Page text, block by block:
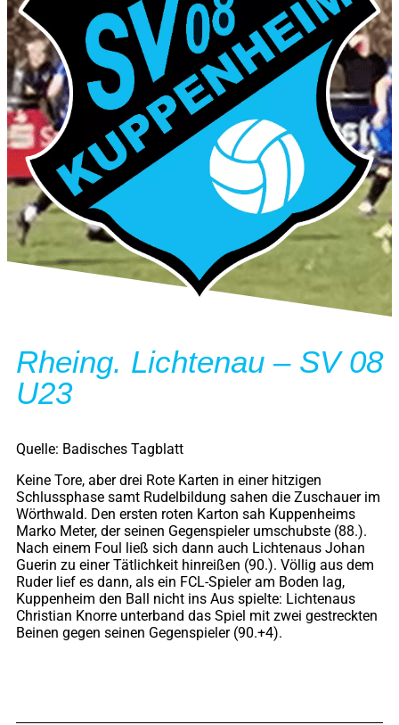
Rheing. Lichtenau – SV 08
U23
Quelle: Badisches Tagblatt
Keine Tore, aber drei Rote Karten in einer hitzigen
Schlussphase samt Rudelbildung sahen die Zuschauer im
Wörthwald. Den ersten roten Karton sah Kuppenheims
Marko Meter, der seinen Gegenspieler umschubste (88.).
Nach einem Foul ließ sich dann auch Lichtenaus Johan
Guerin zu einer Tätlichkeit hinreißen (90.). Völlig aus dem
Ruder lief es dann, als ein FCL-Spieler am Boden lag,
Kuppenheim den Ball nicht ins Aus spielte: Lichtenaus
Christian Knorre unterband das Spiel mit zwei gestreckten
Beinen gegen seinen Gegenspieler (90.+4).